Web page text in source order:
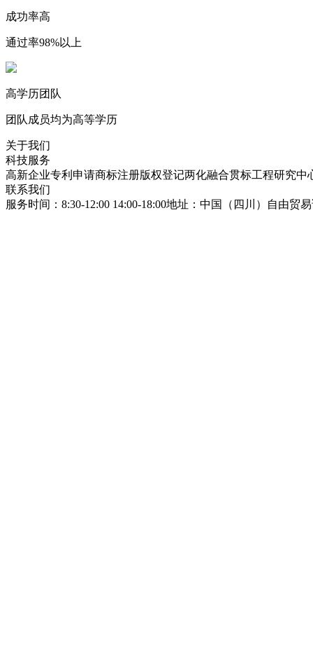
成功率高
通过率98%以上
高学历团队
团队成员均为高等学历
关于我们
科技服务
高新企业专利申请商标注册版权登记两化融合贯标工程研究中
联系我们
服务时间：8:30-12:00 14:00-18:00地址：中国（四川）自由贸